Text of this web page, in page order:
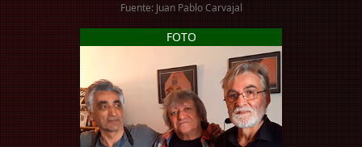
Fuente: Juan Pablo Carvajal
FOTO